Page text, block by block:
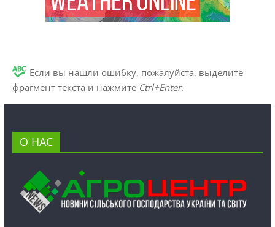
Если вы нашли ошибку, пожалуйста, выделите
фрагмент текста и нажмите Ctrl+Enter.
О НАС